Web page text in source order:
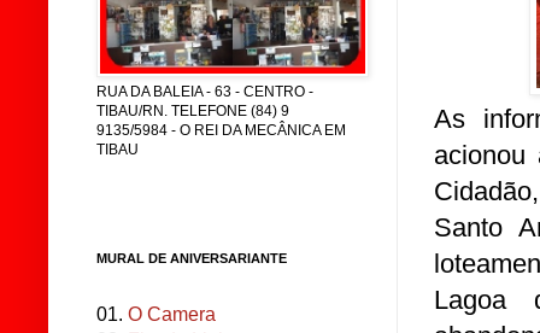
As
acionou
Santo
Lagoa
RUA DA BALEIA - 63 - CENTRO -
TIBAU/RN. TELEFONE (84) 9
9135/5984 - O REI DA MECÂNICA EM
TIBAU
MURAL DE ANIVERSARIANTE
01. O Camera